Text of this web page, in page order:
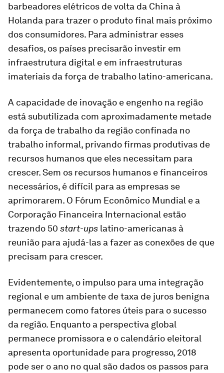
barbeadores elétricos de volta da China à
Holanda para trazer o produto final mais próximo
dos consumidores. Para administrar esses
desafios, os países precisarão investir em
infraestrutura digital e em infraestruturas
imateriais da força de trabalho latino-americana.
A capacidade de inovação e engenho na região
está subutilizada com aproximadamente metade
da força de trabalho da região confinada no
trabalho informal, privando firmas produtivas de
recursos humanos que eles necessitam para
crescer. Sem os recursos humanos e financeiros
necessários, é difícil para as empresas se
aprimorarem. O Fórum Econômico Mundial e a
Corporação Financeira Internacional estão
trazendo 50 start-ups latino-americanas à
reunião para ajudá-las a fazer as conexões de que
precisam para crescer.
Evidentemente, o impulso para uma integração
regional e um ambiente de taxa de juros benigna
permanecem como fatores úteis para o sucesso
da região. Enquanto a perspectiva global
permanece promissora e o calendário eleitoral
apresenta oportunidade para progresso, 2018
pode ser o ano no qual são dados os passos para